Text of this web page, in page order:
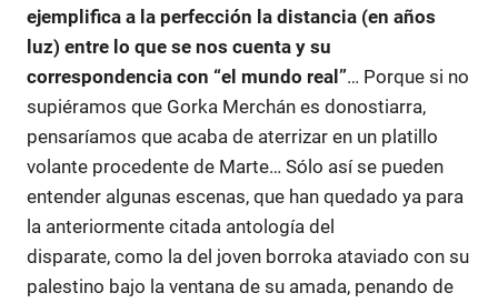
ejemplifica a la perfección la distancia (en años
luz) entre lo que se nos cuenta y su
correspondencia con “el mundo real”… Porque si no
supiéramos que Gorka Merchán es donostiarra,
pensaríamos que acaba de aterrizar en un platillo
volante procedente de Marte… Sólo así se pueden
entender algunas escenas, que han quedado ya para
la anteriormente citada antología del
disparate, como la del joven borroka ataviado con su
palestino bajo la ventana de su amada, penando de